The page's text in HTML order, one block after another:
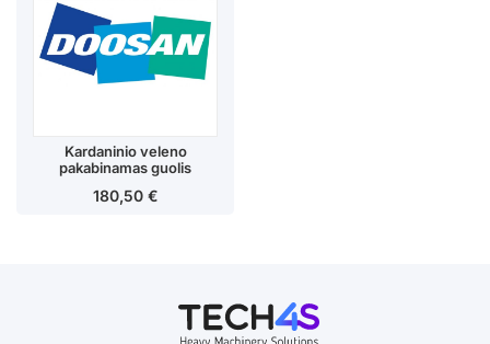
Kardaninio veleno
pakabinamas guolis
180,50 €